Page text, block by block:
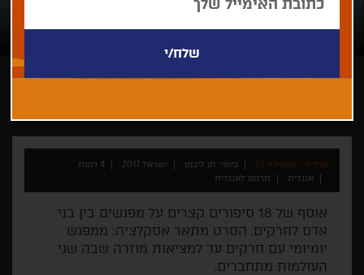
ארכיון - פסטיבל 33 בימוי: חן ליבמן ישראל 2017
4 דקות
אנגלית
תרגום לאנגלית
אוסף של 18 סיפורים קצרים על מפגשים בין בני
אדם לחרקים. הסרט מתאר אסקלציה: ממפגש
יומיומי עם חרקים עד למציאות מוזרה שבה שני
העולמות מתחברים.